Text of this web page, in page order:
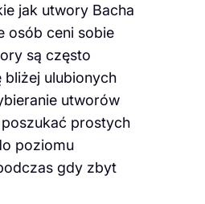
jak utwory Bacha
osób ceni sobie
są często
bliżej ulubionych
utworów
prostych
poziomu
gdy zbyt